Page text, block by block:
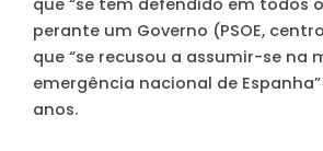
que “se tem defendido em todos
perante um Governo (PSOE,
que “se recusou a assumir-se na
emergência nacional de
anos.